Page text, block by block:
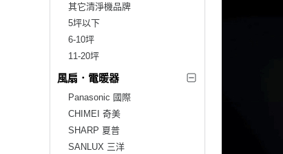
其它清淨機品牌
5坪以下
6-10坪
11-20坪
風扇．電暖器
Panasonic 國際
CHIMEI 奇美
SHARP 夏普
SANLUX 三洋